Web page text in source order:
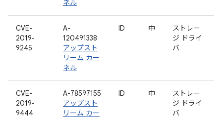
ネル
CVE-
2019-
9245
A-
120491338
アップスト
リーム カー
ネル
ID 中
ストレー
ジ ドライ
バ
CVE-
2019-
9444
A-78597155
アップスト
リーム カー
ID 中
ストレー
ジ ドライ
バ